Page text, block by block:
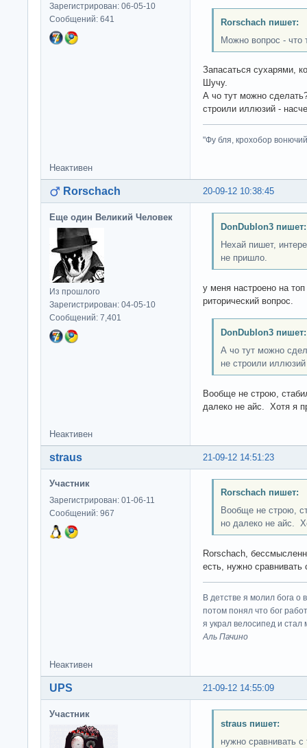
Зарегистрирован: 06-05-10
Сообщений: 641
Rorschach пишет:
Можно вопрос - что
Запасаться сухарями,
Шучу.
А чо тут можно
строили иллюзий -
"Фу бля, крохобор
Неактивен
20-09-12 10:38:45
Rorschach
Еще один Великий Человек
Из прошлого
Зарегистрирован: 04-05-10
Сообщений: 7,401
DonDublon3 пишет:
Нехай пишет,
не пришло.
у меня настроено на
риторический вопрос.
DonDublon3 пишет:
А чо тут можно
не строили
Вообще не строю,
далеко не айс. Хотя я
Неактивен
21-09-12 14:51:23
straus
Участник
Зарегистрирован: 01-06-11
Сообщений: 967
Rorschach пишет:
Вообще не строю,
но далеко не айс.
Rorschach,
есть, нужно
В детстве я молил бога о
потом понял что бог
я украл велосипед и стал
Аль Пачино
Неактивен
21-09-12 14:55:09
UPS
Участник
straus пишет:
нужно сравнивать